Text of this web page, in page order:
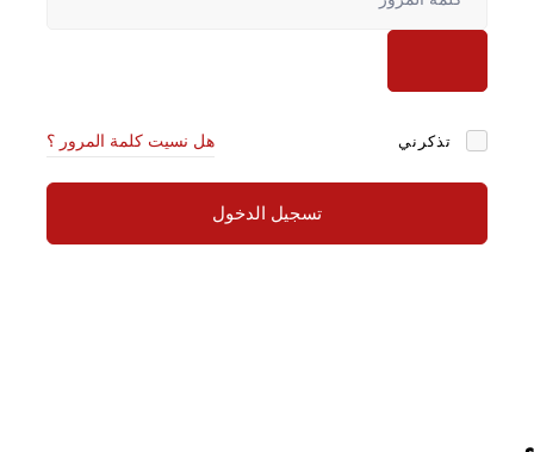
تذكرني هل نسيت كلمة المرور ؟
تسجيل الدخول